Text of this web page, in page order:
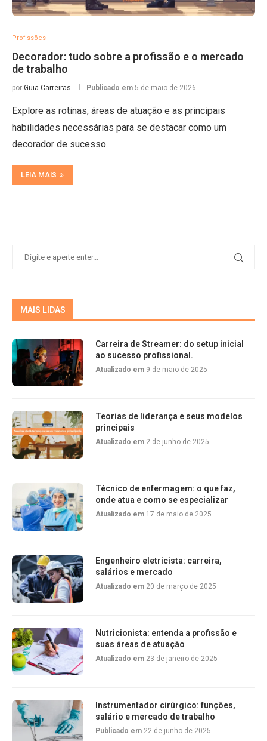
Profissões
Decorador: tudo sobre a profissão e o mercado
de trabalho
por Guia Carreiras Publicado em 5 de maio de 2026
Explore as rotinas, áreas de atuação e as principais
habilidades necessárias para se destacar como um
decorador de sucesso.
LEIA MAIS
MAIS LIDAS
Carreira de Streamer: do setup inicial
ao sucesso profissional.
Atualizado em 9 de maio de 2025
Teorias de liderança e seus modelos
principais
Atualizado em 2 de junho de 2025
Técnico de enfermagem: o que faz,
onde atua e como se especializar
Atualizado em 17 de maio de 2025
Engenheiro eletricista: carreira,
salários e mercado
Atualizado em 20 de março de 2025
Nutricionista: entenda a profissão e
suas áreas de atuação
Atualizado em 23 de janeiro de 2025
Instrumentador cirúrgico: funções,
salário e mercado de trabalho
Publicado em 22 de junho de 2025